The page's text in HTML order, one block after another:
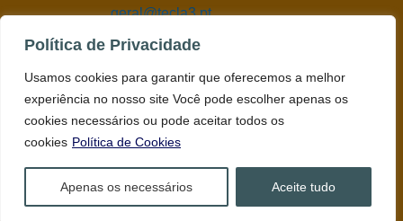
Política de Privacidade
Usamos cookies para garantir que oferecemos a melhor
experiência no nosso site Você pode escolher apenas os
cookies necessários ou pode aceitar todos os
cookies Política de Cookies
Apenas os necessários Aceite tudo
geral@tecla3.pt
O Tecla3 é uma plataforma inclusiva destinada às deficiências e
© Todos os direitos reservados. Produção de conteúdos.
Política de Privacidade
Declaração de Acessibilidade